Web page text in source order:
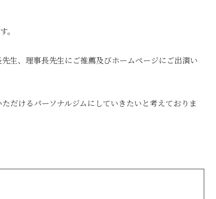
。
生、理事長先生にご推薦及びホームページにご出演い
だけるパーソナルジムにしていきたいと考えておりま